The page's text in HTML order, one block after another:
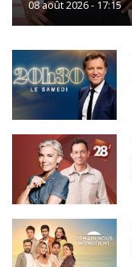
08 août 2026 - 17:15